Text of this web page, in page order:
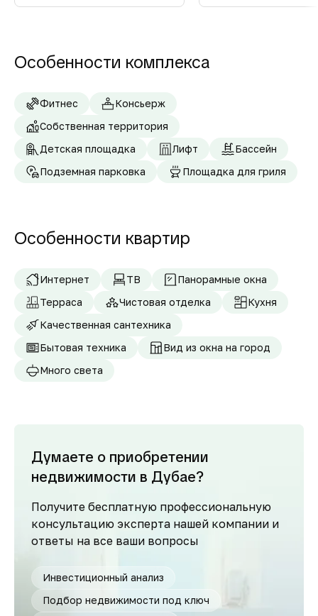
Особенности комплекса
Фитнес
Консьерж
Собственная территория
Детская площадка
Лифт
Бассейн
Подземная парковка
Площадка для гриля
Особенности квартир
Интернет ТВ
Панорамные окна
Терраса
Чистовая отделка
Кухня
Качественная сантехника
Бытовая техника
Вид из окна на город
Много света
Думаете о приобретении
недвижимости в Дубае?
Получите бесплатную профессиональную
консультацию эксперта нашей компании и
ответы на все ваши вопросы
Инвестиционный анализ
Подбор недвижимости под ключ